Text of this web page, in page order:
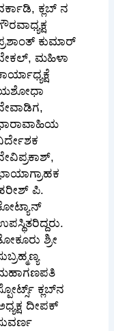
ಕ್ಲಬ್ ನ
ಕುಮಾರ್
ಮಹಿಳಾ
ಪಿ.
ಶ್ರೀ
ಕ್ಲಬ್‌ನ
ದೀಪಕ್